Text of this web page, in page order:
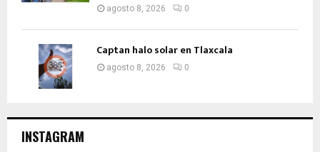
agosto 8, 2026 0
Captan halo solar en Tlaxcala
agosto 8, 2026 0
INSTAGRAM